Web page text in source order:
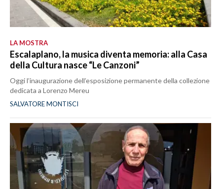
LA MOSTRA
Escalaplano, la musica diventa memoria: alla Casa
della Cultura nasce “Le Canzoni”
Oggi l’inaugurazione dell’esposizione permanente della collezione
dedicata a Lorenzo Mereu
SALVATORE MONTISCI